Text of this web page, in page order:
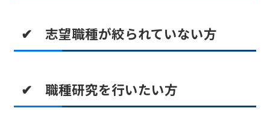
✔ 志望職種が絞られていない方
✔ 職種研究を行いたい方